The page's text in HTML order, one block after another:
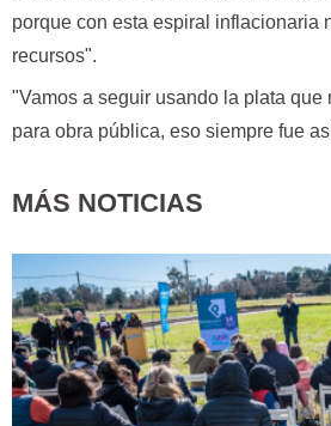
porque con esta espiral inflacionaria
recursos".
"Vamos a seguir usando la plata que
para obra pública, eso siempre fue
MÁS NOTICIAS